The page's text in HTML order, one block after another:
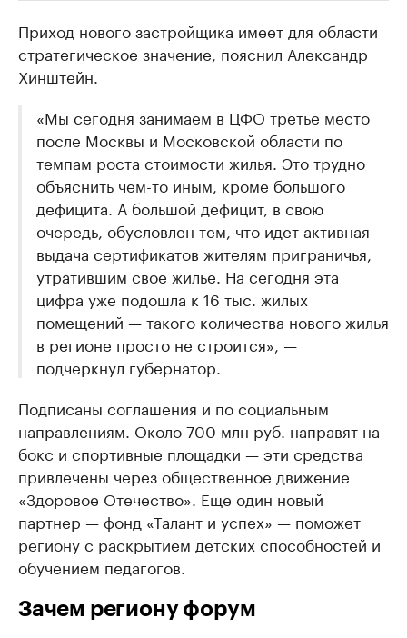
Делитесь новостями бизнеса на РБК
Управляйте страницей компании и развивайте личные
РБК Компании
Крупнейшие
Приход нового застройщика имеет для области
стратегическое значение, пояснил Александр
Хинштейн.
«Мы сегодня занимаем в ЦФО третье место
после Москвы и Московской области по
темпам роста стоимости жилья. Это трудно
объяснить чем-то иным, кроме большого
дефицита. А большой дефицит, в свою
очередь, обусловлен тем, что идет активная
выдача сертификатов жителям приграничья,
утратившим свое жилье. На сегодня эта
цифра уже подошла к 16 тыс. жилых
помещений — такого количества нового жилья
в регионе просто не строится», —
подчеркнул губернатор.
Подписаны соглашения и по социальным
направлениям. Около 700 млн руб. направят на
бокс и спортивные площадки — эти средства
привлечены через общественное движение
«Здоровое Отечество». Еще один новый
партнер — фонд «Талант и успех» — поможет
региону с раскрытием детских способностей и
обучением педагогов.
Зачем региону форум